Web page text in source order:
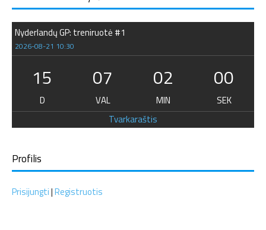
Nyderlandų GP: treniruotė #1
2026-08-21 10:30
15
D
07
VAL
01
MIN
59
SEK
Tvarkaraštis
Profilis
Prisijungti|Registruotis